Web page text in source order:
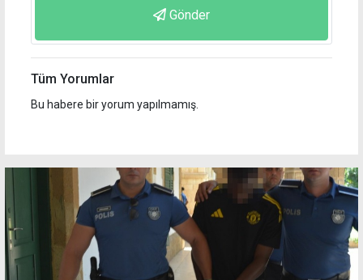
Gönder
Tüm Yorumlar
Bu habere bir yorum yapılmamış.